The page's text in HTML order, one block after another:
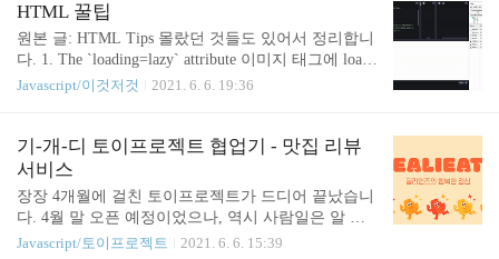
일은 특별하게 없었다. 늘 그러하였듯이 평화롭게 탁
구와 플랭크... 1-2. 리뷰 사내 리뷰 시스템이 생겼다.
작년 한 해 동안 같이 프로젝트를 진행했던 동료들이
나에게 피드백을 주고, 나도 그분들에게 피드백을 주
는 시스템이다. 처음에는 다들 `좋은말만 쓰지 않을
을 까?` 라는 의견이 분분 했지만, 결국 평가에 들어
가는 내용이다 보니 다들 솔직하게 쓰는 것 같았다.
나도 누군가를 리뷰/피..
HTML 꿀팁
원본 글: HTML Tips 몰랐던 것들도 있어서 정리합니
다. 1. The `loading=lazy` attribute 이미지 태그에 loadi
ng=lazy 속성을 넣으면 사용자가 스크롤해서 볼 때
기 로딩 시 필요한 이미지의 수를 줄일 수 있습니다.
아래 GIF를 보시면 이미지가 보일 때 쯤 로딩하는 것
을 볼 수 있습니다. 2. 이메일, 전화, 문자 links Send u
s an email Call us Send us a message 이메일 보내기, 전
화 걸기, 마지막은 문자 보내기 입니다. 3. OL의 `start
` 속성. 신기방기합니다 ㅋㅋ.. 쓸일이 있을지.. 4. met
Javascript/이것저것 2021. 6. 6. 19:36
기-개-디 토이프로젝트 협업기 - 맛집 리뷰
서비스
장장 4개월에 걸친 토이프로젝트가 드디어 끝났습니
다. 4월 말 오픈 예정이었으나, 역시 사람일은 알 수
없기 때문에... 각자의 업무가 일단 중요하니깐... 연
Javascript/토이프로젝트 2021. 6. 6. 15:39